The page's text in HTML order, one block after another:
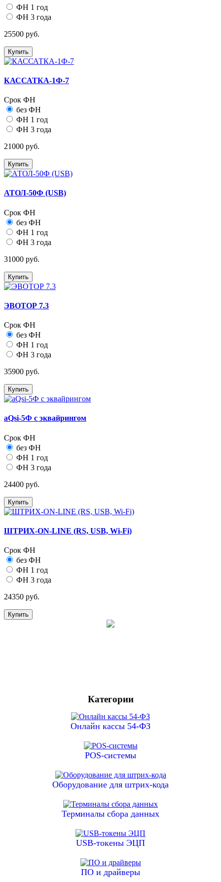
ФН 1 год
ФН 3 года
25500 руб.
Купить
КАССАТКА-1Ф-7
Срок ФН
без ФН
ФН 1 год
ФН 3 года
21000 руб.
Купить
АТОЛ-50Ф (USB)
Срок ФН
без ФН
ФН 1 год
ФН 3 года
31000 руб.
Купить
ЭВОТОР 7.3
Срок ФН
без ФН
ФН 1 год
ФН 3 года
35900 руб.
Купить
aQsi-5Ф с эквайрингом
Срок ФН
без ФН
ФН 1 год
ФН 3 года
24400 руб.
Купить
ШТРИХ-ON-LINE (RS, USB, Wi-Fi)
Срок ФН
без ФН
ФН 1 год
ФН 3 года
24350 руб.
Купить
Категории
Онлайн кассы 54-ФЗ
POS-системы
Оборудование для штрих-кода
Терминалы сбора данных
USB-токены ЭЦП
ПО и драйверы